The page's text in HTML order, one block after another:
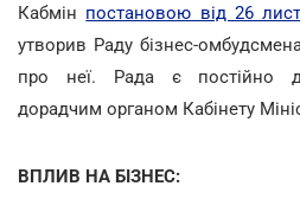
Кабмін постановою від 26
утворив Раду бізнес-
про неї. Рада є постійно
дорадчим органом Кабінету
ВПЛИВ НА БІЗНЕС: